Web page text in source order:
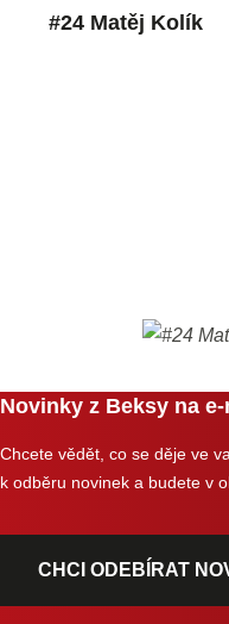
#24 Matěj Kolík
Novinky z Beksy na e-
Chcete vědět, co se děje ve
k odběru novinek a budete v
CHCI ODEBÍRAT